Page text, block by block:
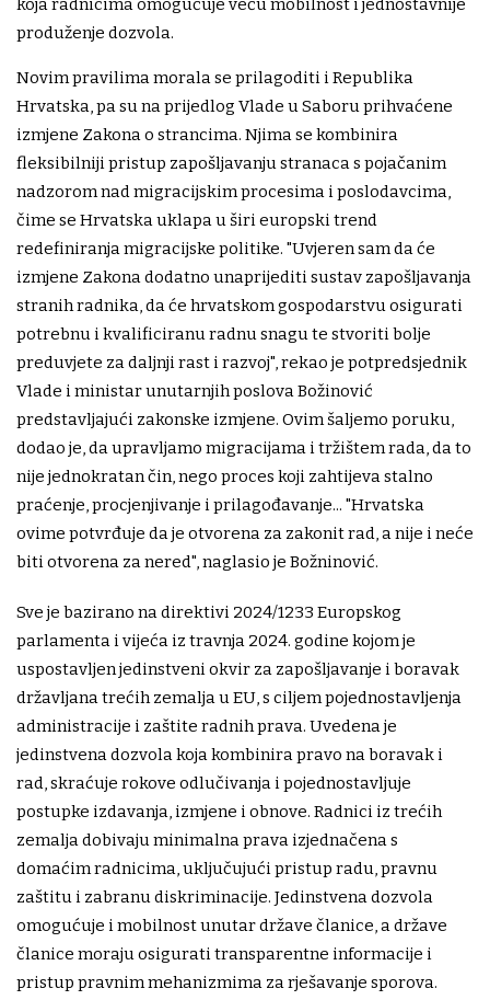
koja radnicima omogućuje veću mobilnost i jednostavnije
produženje dozvola.
Novim pravilima morala se prilagoditi i Republika
Hrvatska, pa su na prijedlog Vlade u Saboru prihvaćene
izmjene Zakona o strancima. Njima se kombinira
fleksibilniji pristup zapošljavanju stranaca s pojačanim
nadzorom nad migracijskim procesima i poslodavcima,
čime se Hrvatska uklapa u širi europski trend
redefiniranja migracijske politike. "Uvjeren sam da će
izmjene Zakona dodatno unaprijediti sustav zapošljavanja
stranih radnika, da će hrvatskom gospodarstvu osigurati
potrebnu i kvalificiranu radnu snagu te stvoriti bolje
preduvjete za daljnji rast i razvoj", rekao je potpredsjednik
Vlade i ministar unutarnjih poslova Božinović
predstavljajući zakonske izmjene. Ovim šaljemo poruku,
dodao je, da upravljamo migracijama i tržištem rada, da to
nije jednokratan čin, nego proces koji zahtijeva stalno
praćenje, procjenjivanje i prilagođavanje... "Hrvatska
ovime potvrđuje da je otvorena za zakonit rad, a nije i neće
biti otvorena za nered", naglasio je Božninović.
Sve je bazirano na direktivi 2024/1233 Europskog
parlamenta i vijeća iz travnja 2024. godine kojom je
uspostavljen jedinstveni okvir za zapošljavanje i boravak
državljana trećih zemalja u EU, s ciljem pojednostavljenja
administracije i zaštite radnih prava. Uvedena je
jedinstvena dozvola koja kombinira pravo na boravak i
rad, skraćuje rokove odlučivanja i pojednostavljuje
postupke izdavanja, izmjene i obnove. Radnici iz trećih
zemalja dobivaju minimalna prava izjednačena s
domaćim radnicima, uključujući pristup radu, pravnu
zaštitu i zabranu diskriminacije. Jedinstvena dozvola
omogućuje i mobilnost unutar države članice, a države
članice moraju osigurati transparentne informacije i
pristup pravnim mehanizmima za rješavanje sporova.